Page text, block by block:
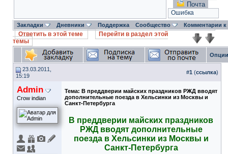
Почта
Ошибка
Закладки Дневники Поддержка Сообщество Комментарии
Ответить в этой теме
Перейти в раздел этой
темы
23.03.2011,
15:19
#1 (ссылка)
Admin
Crow indian
Тема: В преддверии майских праздников РЖД вводят
дополнительные поезда в Хельсинки из Москвы и
Санкт-Петербурга
В преддверии майских праздников
РЖД вводят дополнительные
поезда в Хельсинки из Москвы и
Санкт-Петербурга